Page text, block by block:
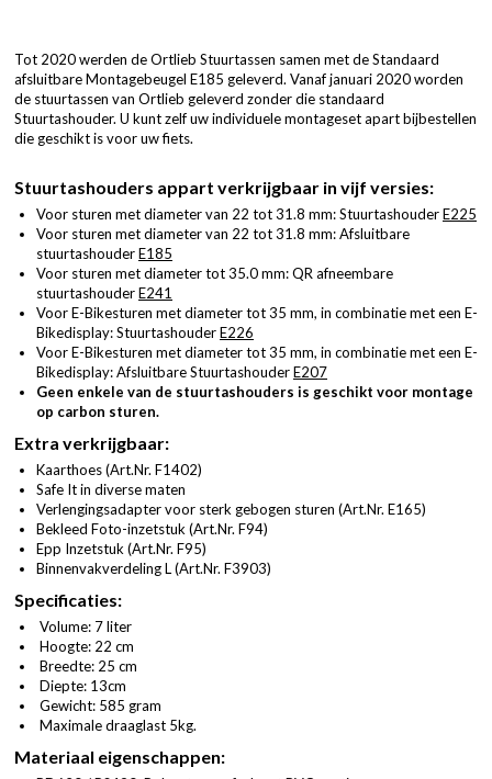
Tot 2020 werden de Ortlieb Stuurtassen samen met de Standaard
afsluitbare Montagebeugel E185 geleverd. Vanaf januari 2020 worden
de stuurtassen van Ortlieb geleverd zonder die standaard
Stuurtashouder. U kunt zelf uw individuele montageset apart bijbestellen
die geschikt is voor uw fiets.
Stuurtashouders appart verkrijgbaar in vijf versies:
Voor sturen met diameter van 22 tot 31.8 mm: StuurtashouderE225
Voor sturen met diameter van 22 tot 31.8 mm: Afsluitbare
stuurtashouderE185
Voor sturen met diameter tot 35.0 mm: QR afneembare
stuurtashouderE241
Voor E-Bikesturen met diameter tot 35 mm, in combinatie met een E-
Bikedisplay: StuurtashouderE226
Voor E-Bikesturen met diameter tot 35 mm, in combinatie met een E-
Bikedisplay: Afsluitbare StuurtashouderE207
Geen enkele van de stuurtashouders is geschikt voor montage
op carbon sturen.
Extra verkrijgbaar:
Kaarthoes (Art.Nr. F1402)
Safe It in diverse maten
Verlengingsadapter voor sterk gebogen sturen (Art.Nr. E165)
Bekleed Foto-inzetstuk (Art.Nr. F94)
Epp Inzetstuk (Art.Nr. F95)
Binnenvakverdeling L (Art.Nr. F3903)
Specificaties:
Volume: 7 liter
Hoogte: 22 cm
Breedte: 25 cm
Diepte: 13cm
Gewicht: 585 gram
Maximale draaglast 5kg.
Materiaal eigenschappen: